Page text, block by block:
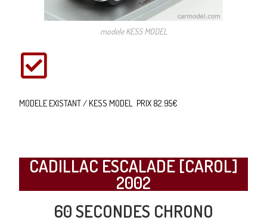
modele KESS MODEL
MODELE EXISTANT / KESS MODEL PRIX 82.95€
CADILLAC ESCALADE [CAROL]
2002
60 SECONDES CHRONO